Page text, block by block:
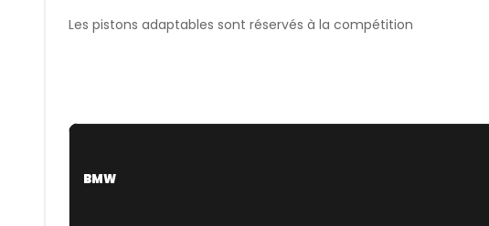
Les pistons adaptables sont réservés à la compétition
BMW